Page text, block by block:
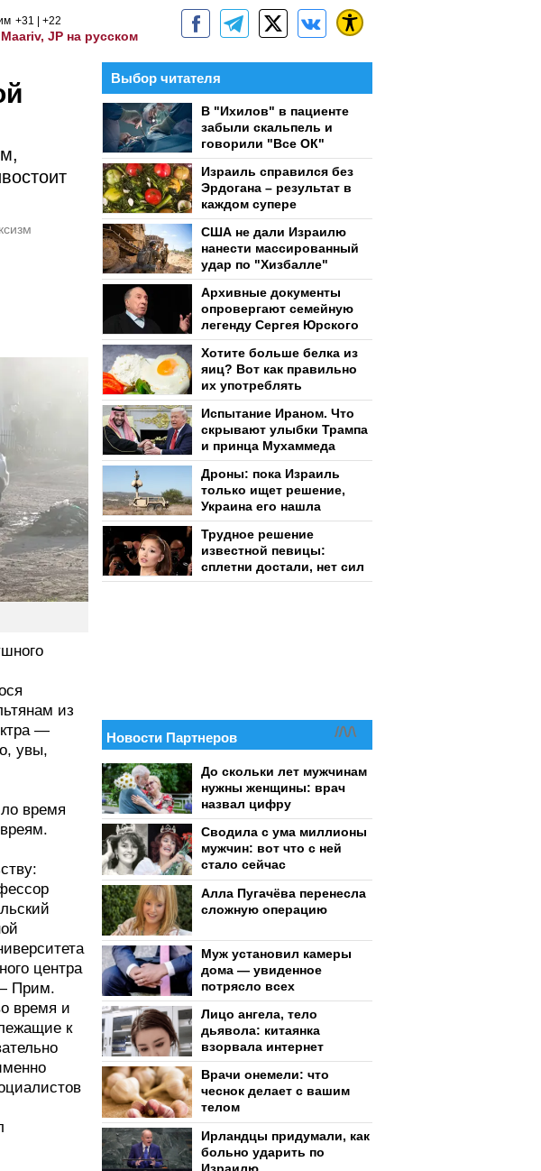
+31 +22
JP на русском
из
—
увы,
время
центра
Прим.
время и
к
Выбор читателя
В "Ихилов" в пациенте
забыли скальпель и
говорили "Все ОК"
Израиль справился без
Эрдогана – результат в
каждом супере
США не дали Израилю
нанести массированный
удар по "Хизбалле"
Архивные документы
опровергают семейную
легенду Сергея Юрского
Хотите больше белка из
яиц? Вот как правильно
их употреблять
Испытание Ираном. Что
скрывают улыбки Трампа
и принца Мухаммеда
Дроны: пока Израиль
только ищет решение,
Украина его нашла
Трудное решение
известной певицы:
сплетни достали, нет сил